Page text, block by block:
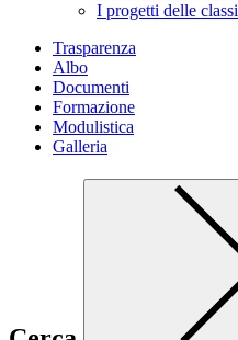
I progetti delle classi
Trasparenza
Albo
Documenti
Formazione
Modulistica
Galleria